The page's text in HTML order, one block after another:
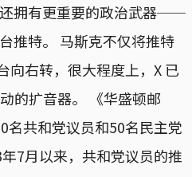
拥有更重要的政治武器──
推特。 马斯克不仅将推特
向右转，很大程度上，X 已
的扩音器。 《华盛顿邮
名共和党议员和50名民主党
7月以来，共和党议员的推